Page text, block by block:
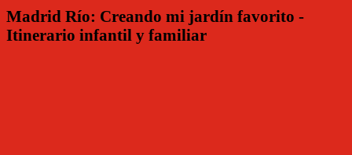
Madrid Río: Creando mi jardín favorito -
Itinerario infantil y familiar